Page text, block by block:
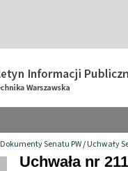
Dokumenty Senatu PW/Uchwały
Uchwała nr